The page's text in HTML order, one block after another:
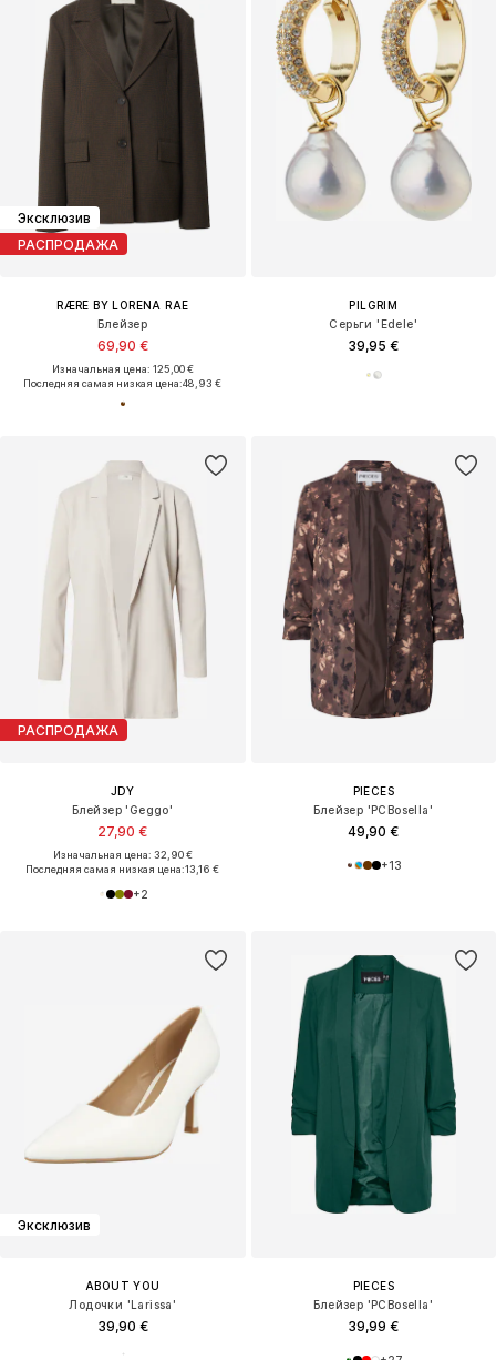
Эксклюзив
РАСПРОДАЖА
RÆRE BY LORENA RAE
Блейзер
69,90 €
Изначальная цена: 125,00 €
Последняя самая низкая цена:48,93 €
PILGRIM
Серьги 'Edele'
39,95 €
РАСПРОДАЖА
JDY
Блейзер 'Geggo'
27,90 €
Изначальная цена: 32,90 €
Последняя самая низкая цена:13,16 €
+2
PIECES
Блейзер 'PCBosella'
49,90 €
+13
Эксклюзив
ABOUT YOU
Лодочки 'Larissa'
39,90 €
PIECES
Блейзер 'PCBosella'
39,99 €